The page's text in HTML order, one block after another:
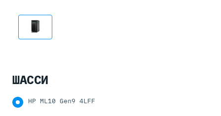
ШАССИ
HP ML10 Gen9 4LFF